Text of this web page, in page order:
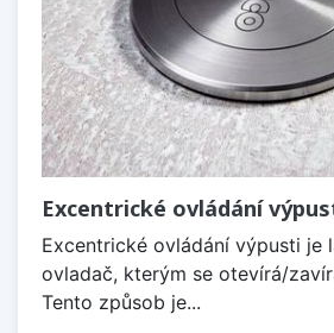
Excentrické ovládání
Excentrické ovládání výpusti je
ovladač, kterým se otevírá/
Tento způsob je...